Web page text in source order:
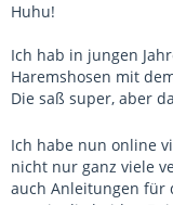
Huhu!
Ich hab in jungen
Haremshosen mit
Die saß super, aber
Ich habe nun online
nicht nur ganz viele
auch Anleitungen für